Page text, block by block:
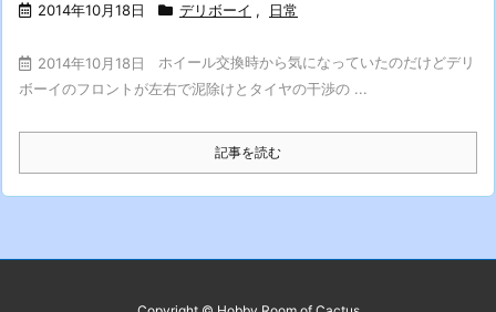
2014年10月18日 デリボーイ , 日常
2014年10月18日
ホイール交換時から気になっていたのだけどデリ
ボーイのフロントが左右で泥除けとタイヤの干渉の ...
記事を読む